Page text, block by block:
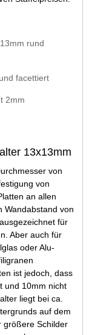
rund
facettiert
2mm
13x13mm
von
von
an allen
Wandabstand von
für
Aber auch für
oder Alu-
ist jedoch, dass
und 10mm nicht
liegt bei ca.
auf dem
größere Schilder